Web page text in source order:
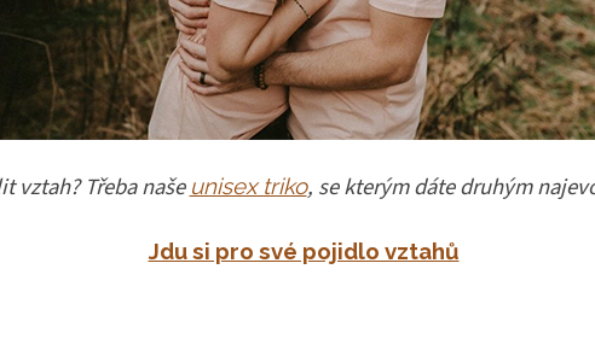
vztah? Třeba naše unisex triko, se kterým dáte druhým
Jdu si pro své pojidlo vztahů